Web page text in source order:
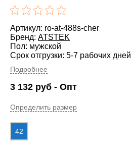
Артикул: ro-at-488s-cher
Бренд: ATSTEK
Пол: мужской
Срок отгрузки: 5-7 рабочих дней
Подробнее
3 132 руб - Опт
Определить размер
42